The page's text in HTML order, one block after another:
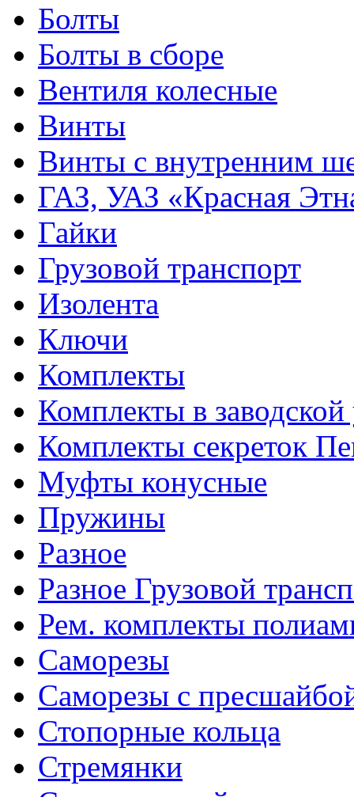
Болты
Болты в сборе
Вентиля колесные
Винты
Винты с внутренним
ГАЗ, УАЗ «Красная
Гайки
Грузовой транспорт
Изолента
Ключи
Комплекты
Комплекты в заводской
Комплекты секреток
Муфты конусные
Пружины
Разное
Разное Грузовой
Рем. комплекты
Саморезы
Саморезы с
Стопорные кольца
Стремянки